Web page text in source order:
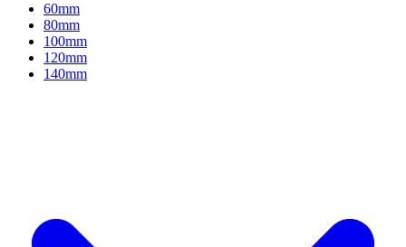
60mm
80mm
100mm
120mm
140mm